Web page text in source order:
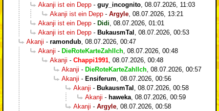
Akanji ist ein Depp - guy_incognito 08.07.2026, 11:03
Akanji ist ein Depp - Argyle 08.07.2026, 13:21
Akanji ist ein Depp - Didi 08.07.2026, 01:01
Akanji ist ein Depp - BukausmTal
08.07.2026, 00:53
Akanji - ramondub 08.07.2026, 00:47
Akanji - DieRoteKarteZahlIch 08.07.2026, 00:48
Akanji - Chappi1991 08.07.2026, 00:48
Akanji - DieRoteKarteZahlIch 08.07.2026, 00:57
Akanji - Ensiferum 08.07.2026, 00:56
Akanji - BukausmTal
08.07.2026, 00:58
Akanji - haweka 08.07.2026, 00:59
Akanji - Argyle 08.07.2026, 00:58